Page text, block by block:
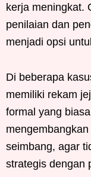
kerja meningkat.
penilaian dan
menjadi opsi
Di beberapa
memiliki rekam
formal yang
seimbang, agar
strategis dengan